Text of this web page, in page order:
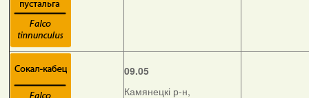
09.05
Камянецкі р-н,